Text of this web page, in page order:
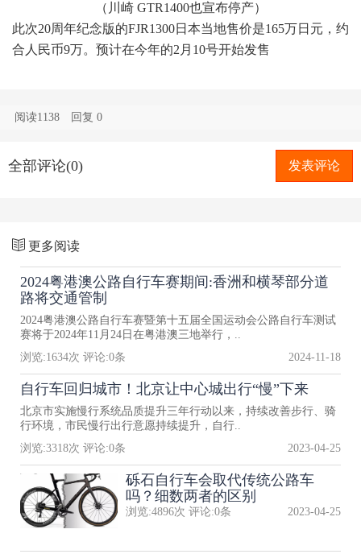
（川崎 GTR1400也宣布停产）
此次20周年纪念版的FJR1300日本当地售价是165万日元，约
合人民币9万。预计在今年的2月10号开始发售
阅读1138 回复0
全部评论(0) 发表评论
更多阅读
2024粤港澳公路自行车赛期间:香洲和横琴部分道
路将交通管制
2024粤港澳公路自行车赛暨第十五届全国运动会公路自行车测试
赛将于2024年11月24日在粤港澳三地举行，..
浏览:1634次 评论:0条 2024-11-18
自行车回归城市！北京让中心城出行“慢”下来
北京市实施慢行系统品质提升三年行动以来，持续改善步行、骑
行环境，市民慢行出行意愿持续提升，自行..
浏览:3318次 评论:0条 2023-04-25
砾石自行车会取代传统公路车
吗？细数两者的区别
浏览:4896次 评论:0条 2023-04-25